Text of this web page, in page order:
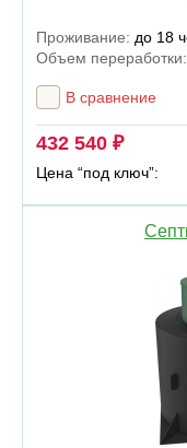
Проживание: до 18
Объем переработки:
В сравнение
432 540 ₽
Цена “под ключ”: